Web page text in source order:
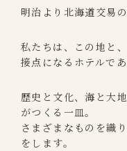
明治より北海道交易
私たちは、この地と
接点になるホテルで
歴史と文化、海と大
がつくる一皿。
さまざまなものを織
をします。